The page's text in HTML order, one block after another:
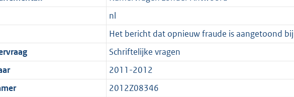
nl
Het bericht dat opnieuw fraude is aangetoond bij
Schriftelijke vragen
2011-2012
2012Z08346